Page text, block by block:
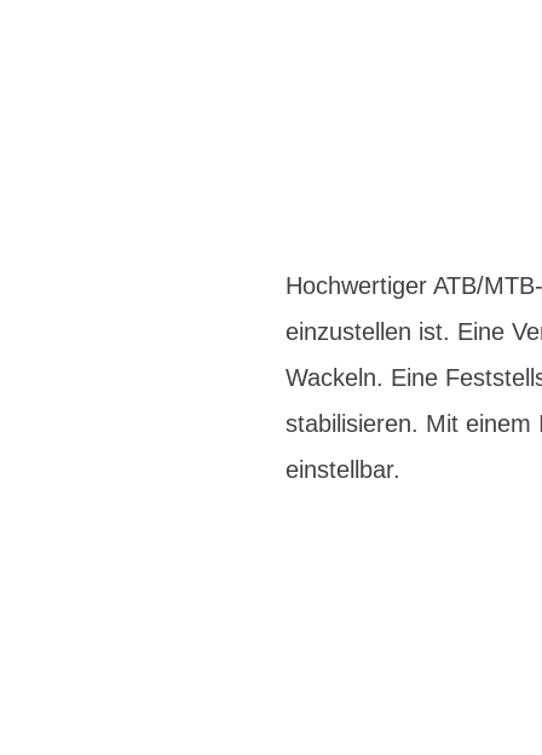
Hochwertiger ATB/
einzustellen ist. Eine
Wackeln. Eine
stabilisieren. Mit einem
einstellbar.